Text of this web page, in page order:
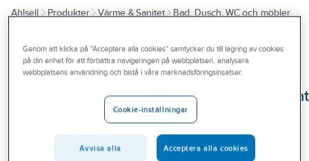
Kampanjer
Branscher
Ahlsell Produkter Värme & Sanitet
Bad, Dusch, WC och möbler
Reservdelar Dusch
för inbyggnad,
FMM
FMM 9223-1000
Genom att klicka på "Acceptera alla cookies" samtycker du till lagring av cookies
på din enhet för att förbättra navigeringen på webbplatsen, analysera
webbplatsens användning och bistå i våra marknadsföringsinsatser.
Cookie-inställningar
Avvisa alla Acceptera alla cookies